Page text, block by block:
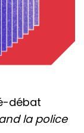
débat
la police